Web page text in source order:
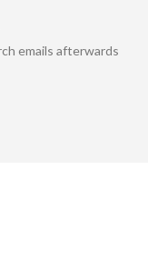
emails afterwards